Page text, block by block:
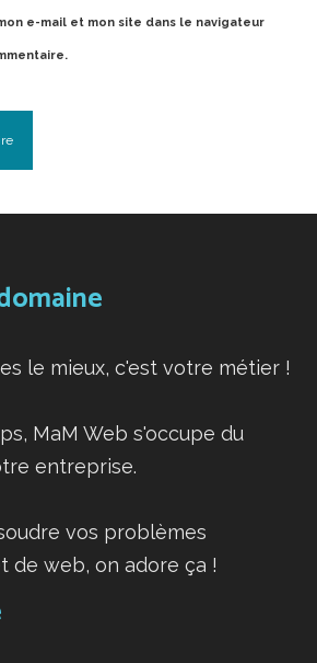
e-mail et mon site dans le navigateur
le mieux, c'est votre métier !
MaM Web s'occupe du
entreprise.
vos problèmes
de web, on adore ça !